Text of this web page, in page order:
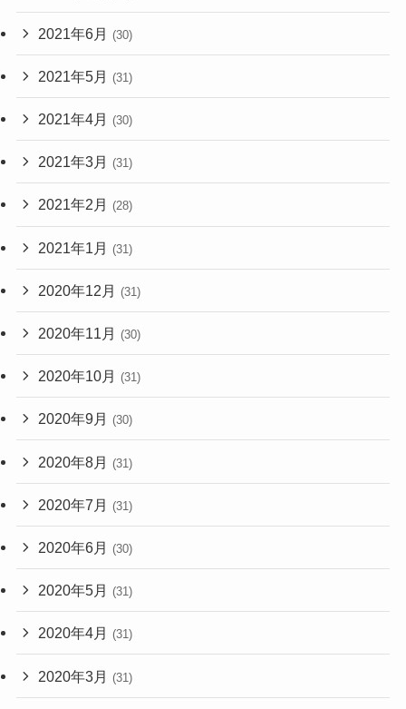
2021年6月 (30)
2021年5月 (31)
2021年4月 (30)
2021年3月 (31)
2021年2月 (28)
2021年1月 (31)
2020年12月 (31)
2020年11月 (30)
2020年10月 (31)
2020年9月 (30)
2020年8月 (31)
2020年7月 (31)
2020年6月 (30)
2020年5月 (31)
2020年4月 (31)
2020年3月 (31)